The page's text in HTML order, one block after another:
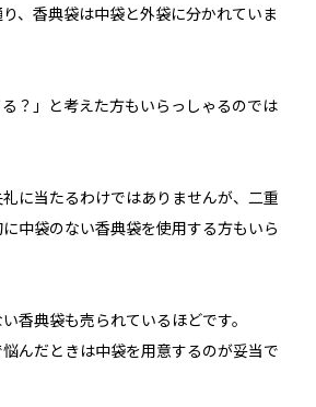
、香典袋は中袋と外袋に分かれていま
る？」と考えた方もいらっしゃるのでは
に当たるわけではありませんが、二重
中袋のない香典袋を使用する方もいら
香典袋も売られているほどです。
んだときは中袋を用意するのが妥当で